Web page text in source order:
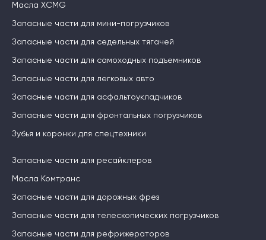
Масла XCMG
Запасные части для мини-погрузчиков
Запасные части для седельных тягачей
Запасные части для самоходных подъемников
Запасные части для легковых авто
Запасные части для асфальтоукладчиков
Запасные части для фронтальных погрузчиков
Зубья и коронки для спецтехники
Запасные части для ресайклеров
Масла Комтранс
Запасные части для дорожных фрез
Запасные части для телескопических погрузчиков
Запасные части для рефрижераторов